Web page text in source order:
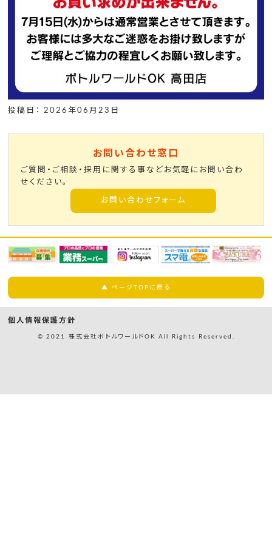
投稿日： 2026年06月23日
お問い合わせ窓口
ご質問・ご相談・採用に関する事などお気軽にお問い合わ
せください。
お問い合わせフォーム
▲ ページTOPに戻る
個人情報保護方針
© 2021 株式会社ボトルワールドOK All Rights Reserved.